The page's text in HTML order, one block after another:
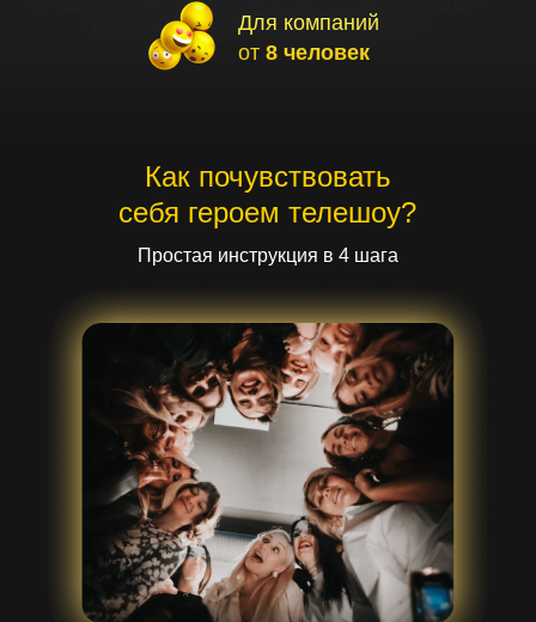
Для компаний
от 8 человек
Как почувствовать
себя героем телешоу?
Простая инструкция в 4 шага